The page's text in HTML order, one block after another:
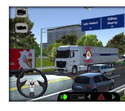
ortaya çıkarıyor, her şeyi